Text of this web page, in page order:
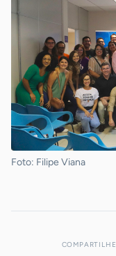
Foto: Filipe Viana
COMPARTILHE